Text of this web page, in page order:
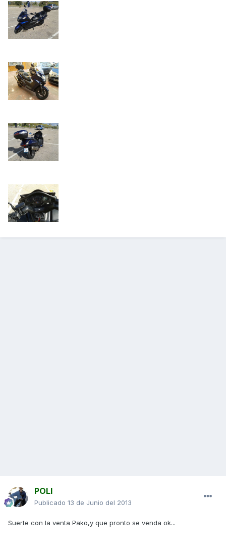
POLI
Publicado 13 de Junio del 2013
Suerte con la venta Pako,y que pronto se venda ok...